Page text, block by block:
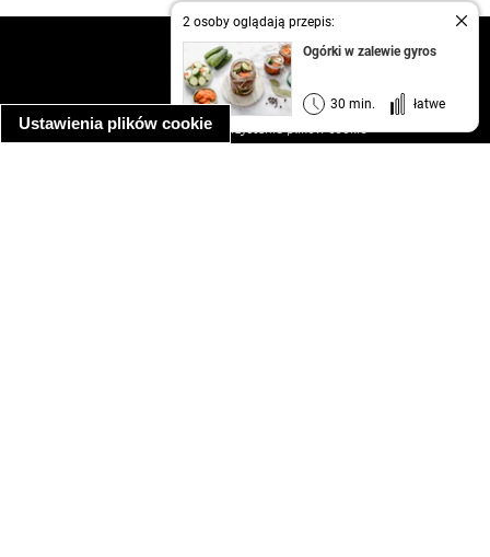
Ustawienia plików cookie
2 osoby oglądają przepis:
Ogórki w zalewie gyros
30 min. łatwe
kontakt
regulamin
informacja o prywatności
informacja o wykorzystaniu plików cookie